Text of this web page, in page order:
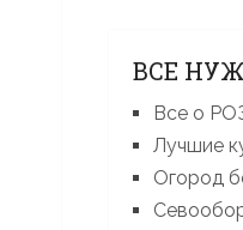
ВСЕ
Все о
Лучшие
Огород